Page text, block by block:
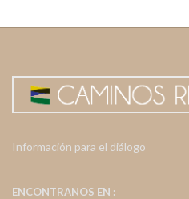
Información para el diálogo
ENCONTRANOS EN :